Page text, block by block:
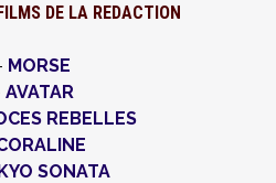
DE LA REDACTION
MORSE
AVATAR
REBELLES
SONATA